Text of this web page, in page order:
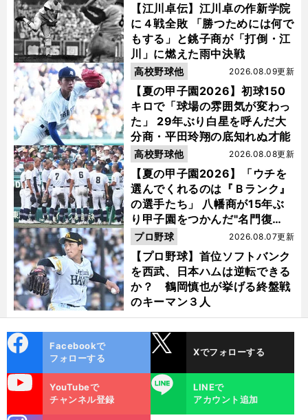
【江川卓伝】江川卓の作新学院
に４戦全敗 「勝つためには何で
もする」と銚子商が「打倒・江
川」に燃えた雨中決戦
【夏の甲子園2026】初球150
キロで「球場の雰囲気が変わっ
た」 29年ぶり白星を呼んだ大
分商・平田玲翔の底知れぬ才能
2026.08.09更新
高校野球他
【夏の甲子園2026】「ウチを
選んでくれるのは『Ｂランク』
の選手たち」 八幡商が15年ぶ
り甲子園をつかんだ"名門復
活"の舞台裏
2026.08.08更新
高校野球他
【プロ野球】首位ソフトバンク
を西武、日本ハムは逆転できる
か？ 鶴岡慎也が挙げる終盤戦
のキーマン３人
2026.08.07更新
プロ野球
ok
Facebookで
フォローする
Xでフォローする
YouTubeで
チャンネル登録
LINE
LINEで
アカウント追加